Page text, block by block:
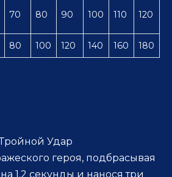
70 80 90 100 110 120
80 100 120 140 160 180
Удар
героя, подбрасывая
1.2 секунды и нанося три